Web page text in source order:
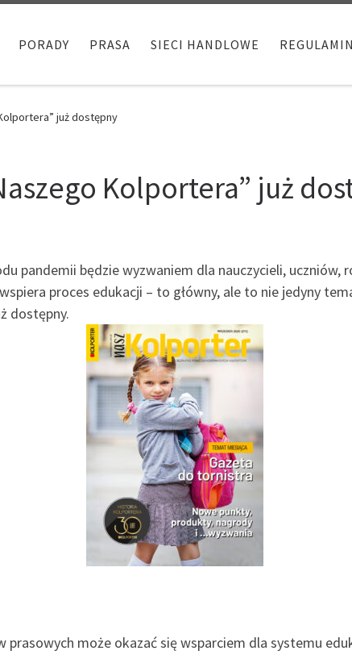
PORADY PRASA SIECI HANDLOWE
już dostępny
Kolportera” już
pandemii będzie wyzwaniem dla nauczycieli, uczniów,
proces edukacji – to główny, ale to nie jedyny
dostępny.
prasowych może okazać się wsparciem dla systemu